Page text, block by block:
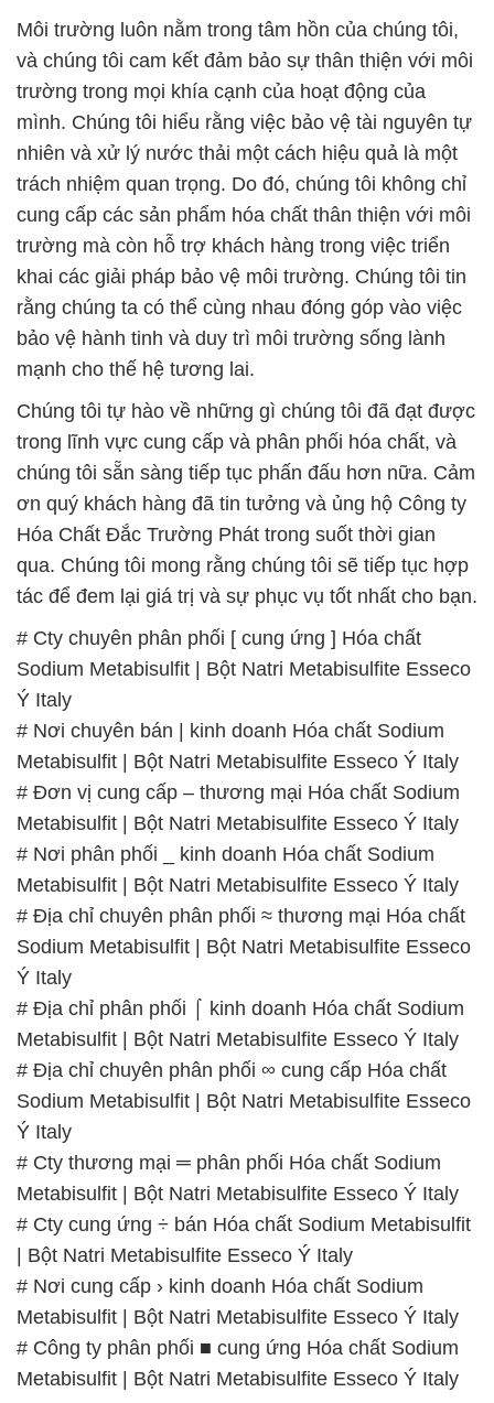
Môi trường luôn nằm trong tâm hồn của chúng tôi,
và chúng tôi cam kết đảm bảo sự thân thiện với môi
trường trong mọi khía cạnh của hoạt động của
mình. Chúng tôi hiểu rằng việc bảo vệ tài nguyên tự
nhiên và xử lý nước thải một cách hiệu quả là một
trách nhiệm quan trọng. Do đó, chúng tôi không chỉ
cung cấp các sản phẩm hóa chất thân thiện với môi
trường mà còn hỗ trợ khách hàng trong việc triển
khai các giải pháp bảo vệ môi trường. Chúng tôi tin
rằng chúng ta có thể cùng nhau đóng góp vào việc
bảo vệ hành tinh và duy trì môi trường sống lành
mạnh cho thế hệ tương lai.
Chúng tôi tự hào về những gì chúng tôi đã đạt được
trong lĩnh vực cung cấp và phân phối hóa chất, và
chúng tôi sẵn sàng tiếp tục phấn đấu hơn nữa. Cảm
ơn quý khách hàng đã tin tưởng và ủng hộ Công ty
Hóa Chất Đắc Trường Phát trong suốt thời gian
qua. Chúng tôi mong rằng chúng tôi sẽ tiếp tục hợp
tác để đem lại giá trị và sự phục vụ tốt nhất cho bạn.
# Cty chuyên phân phối [ cung ứng ] Hóa chất
Sodium Metabisulfit | Bột Natri Metabisulfite Esseco
Ý Italy
# Nơi chuyên bán | kinh doanh Hóa chất Sodium
Metabisulfit | Bột Natri Metabisulfite Esseco Ý Italy
# Đơn vị cung cấp – thương mại Hóa chất Sodium
Metabisulfit | Bột Natri Metabisulfite Esseco Ý Italy
# Nơi phân phối _ kinh doanh Hóa chất Sodium
Metabisulfit | Bột Natri Metabisulfite Esseco Ý Italy
# Địa chỉ chuyên phân phối ≈ thương mại Hóa chất
Sodium Metabisulfit | Bột Natri Metabisulfite Esseco
Ý Italy
# Địa chỉ phân phối ⌠ kinh doanh Hóa chất Sodium
Metabisulfit | Bột Natri Metabisulfite Esseco Ý Italy
# Địa chỉ chuyên phân phối ∞ cung cấp Hóa chất
Sodium Metabisulfit | Bột Natri Metabisulfite Esseco
Ý Italy
# Cty thương mại ═ phân phối Hóa chất Sodium
Metabisulfit | Bột Natri Metabisulfite Esseco Ý Italy
# Cty cung ứng ÷ bán Hóa chất Sodium Metabisulfit
| Bột Natri Metabisulfite Esseco Ý Italy
# Nơi cung cấp › kinh doanh Hóa chất Sodium
Metabisulfit | Bột Natri Metabisulfite Esseco Ý Italy
# Công ty phân phối ■ cung ứng Hóa chất Sodium
Metabisulfit | Bột Natri Metabisulfite Esseco Ý Italy